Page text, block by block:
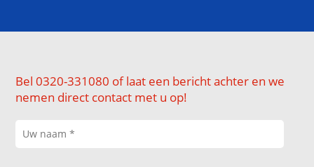
Bel 0320-331080 of laat een bericht achter en we
nemen direct contact met u op!